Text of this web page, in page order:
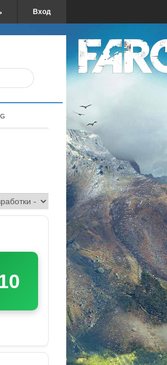
Вход